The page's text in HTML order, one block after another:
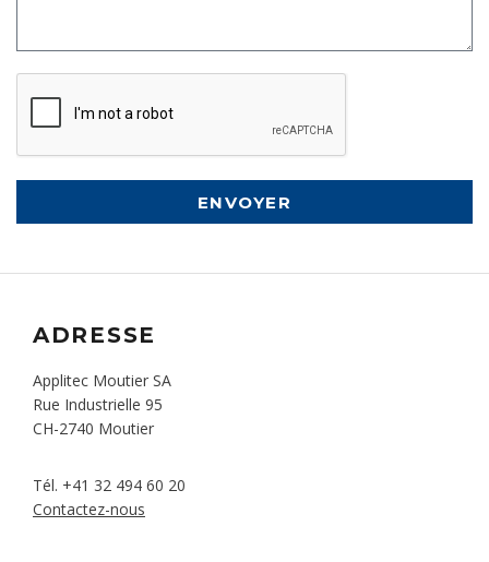
ENVOYER
ADRESSE
Applitec Moutier SA
Rue Industrielle 95
CH-2740 Moutier
Tél. +41 32 494 60 20
Contactez-nous